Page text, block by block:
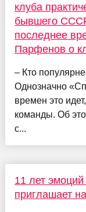
клуба
бывшего
последнее
Парфенов о
– Кто
Однозначно
времен это
команды. Об
с...
11 лет
приглашает